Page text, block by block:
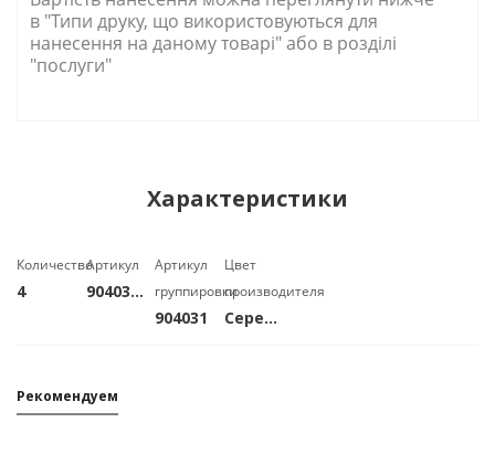
в "Типи друку, що використовуються для
нанесення на даному товарі" або в розділі
"послуги"
Характеристики
Количество
4
Артикул
90403177
Артикул
группировки
904031
Цвет
производителя
Серебряный
Рекомендуем